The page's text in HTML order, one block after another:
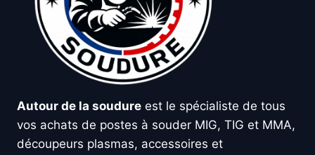
Autour de la soudure est le spécialiste de tous
vos achats de postes à souder MIG, TIG et MMA,
découpeurs plasmas, accessoires et